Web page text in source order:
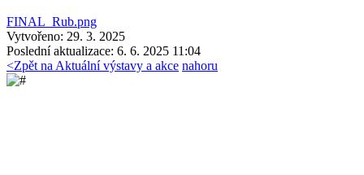
FINAL_Rub.png
Vytvořeno: 29. 3. 2025
Poslední aktualizace: 6. 6. 2025 11:04
<Zpět na Aktuální výstavy a akce nahoru